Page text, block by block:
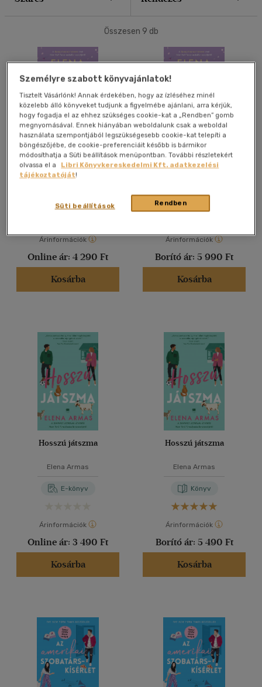
Alkalmaz
Összesen 9 db
A vőlegénydilemma
E-könyv
Árinformációk
Online ár: 4 290 Ft
Kosárba
A vőlegénydilemma
Árinformációk
Borító ár: 5 990 Ft
Kosárba
Hosszú játszma
Elena Armas
E-könyv
Árinformációk
Online ár: 3 490 Ft
Kosárba
Hosszú játszma
Elena Armas
Könyv
Árinformációk
Borító ár: 5 490 Ft
Kosárba
Személyre szabott könyvajánlatok!
Tisztelt Vásárlónk! Annak érdekében, hogy az ízléséhez minél
közelebb álló könyveket tudjunk a figyelmébe ajánlani, arra kérjük,
hogy fogadja el az ehhez szükséges cookie-kat a „Rendben” gomb
megnyomásával. Ennek hiányában weboldalunk csak a weboldal
használata szempontjából legszükségesebb cookie-kat telepíti a
böngészőjébe, de cookie-preferenciáit később is bármikor
módosíthatja a Süti beállítások menüpontban. További részletekért
olvassa el a
Libri Könyvkereskedelmi Kft. adatkezelési
tájékoztatóját!
Rendben
Süti beállítások